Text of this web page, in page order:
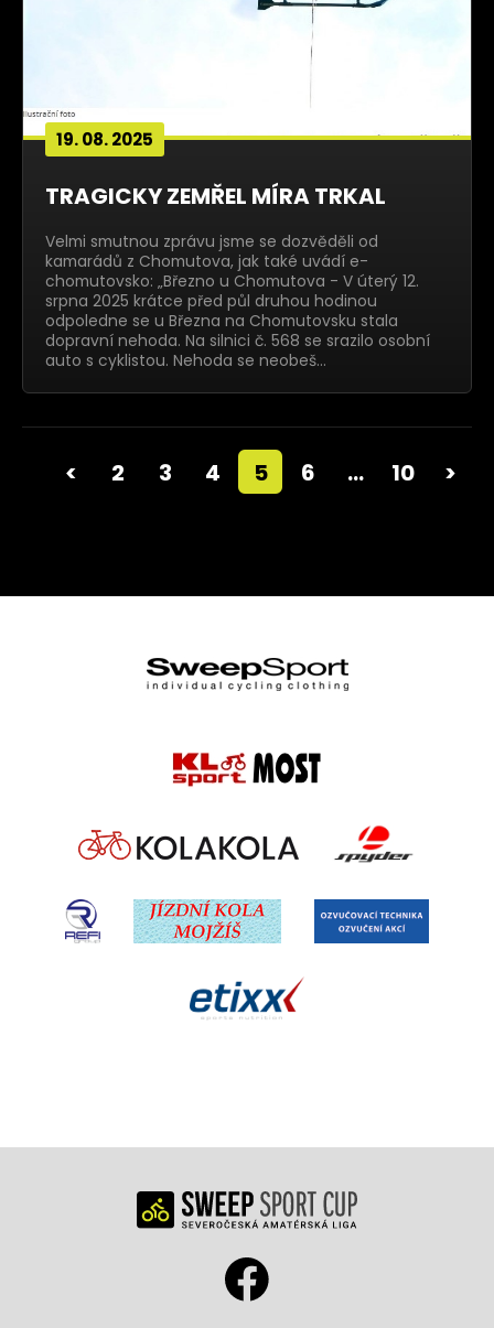
19. 08. 2025
TRAGICKY ZEMŘEL MÍRA TRKAL
Velmi smutnou zprávu jsme se dozvěděli od
kamarádů z Chomutova, jak také uvádí e-
chomutovsko: „Březno u Chomutova - V úterý 12.
srpna 2025 krátce před půl druhou hodinou
odpoledne se u Března na Chomutovsku stala
dopravní nehoda. Na silnici č. 568 se srazilo osobní
auto s cyklistou. Nehoda se neobeš…
< 2 3 4 5 6 … 10 >